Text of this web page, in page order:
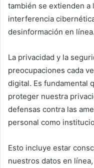
también se extienden a
interferencia
desinformación en línea.
La privacidad y la
preocupaciones cada
digital. Es fundamental
proteger nuestra
defensas contra las
personal como
Esto incluye estar
nuestros datos en